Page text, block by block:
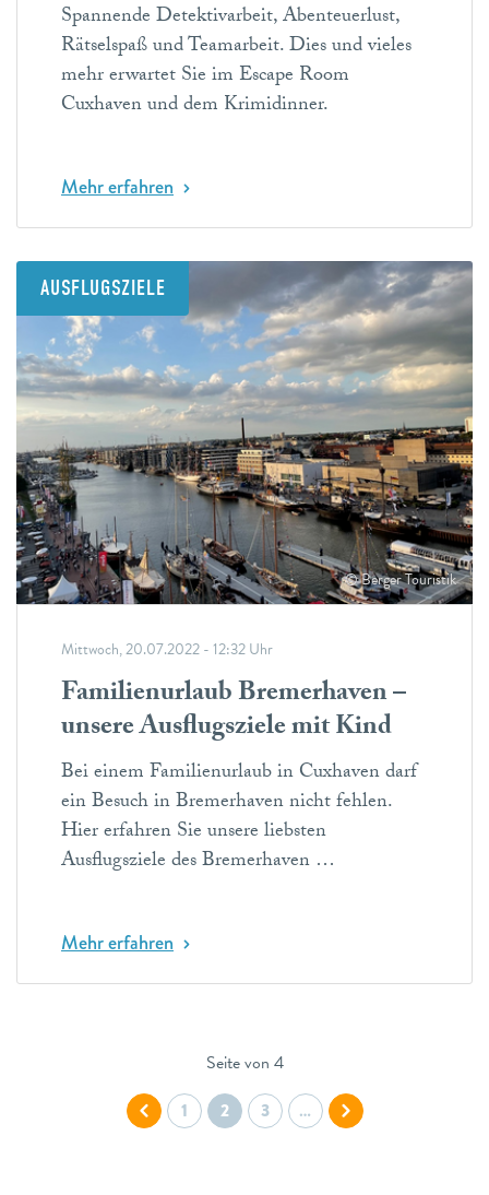
Spannende Detektivarbeit, Abenteuerlust,
Rätselspaß und Teamarbeit. Dies und vieles
mehr erwartet Sie im Escape Room
Cuxhaven und dem Krimidinner.
Mehr erfahren
AUSFLUGSZIELE
© Berger Touristik
Mittwoch, 20.07.2022 - 12:32 Uhr
Familienurlaub Bremerhaven –
unsere Ausflugsziele mit Kind
Bei einem Familienurlaub in Cuxhaven darf
ein Besuch in Bremerhaven nicht fehlen.
Hier erfahren Sie unsere liebsten
Ausflugsziele des Bremerhaven …
Mehr erfahren
Seite von 4
1 2 3 …